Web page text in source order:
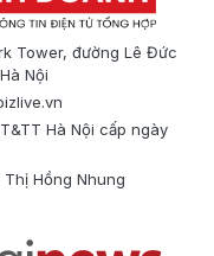
Tower, đường Lê Đức
Nội
Hà Nội cấp ngày
Hồng Nhung